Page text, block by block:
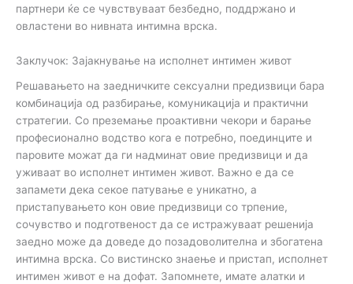
партнери ќе се чувствуваат безбедно, поддржано и
овластени во нивната интимна врска.
Заклучок: Зајакнување на исполнет интимен живот
Решавањето на заедничките сексуални предизвици бара
комбинација од разбирање, комуникација и практични
стратегии. Со преземање проактивни чекори и барање
професионално водство кога е потребно, поединците и
паровите можат да ги надминат овие предизвици и да
уживаат во исполнет интимен живот. Важно е да се
запамети дека секое патување е уникатно, а
пристапувањето кон овие предизвици со трпение,
сочувство и подготвеност да се истражуваат решенија
заедно може да доведе до позадоволителна и збогатена
интимна врска. Со вистинско знаење и пристап, исполнет
интимен живот е на дофат. Запомнете, имате алатки и